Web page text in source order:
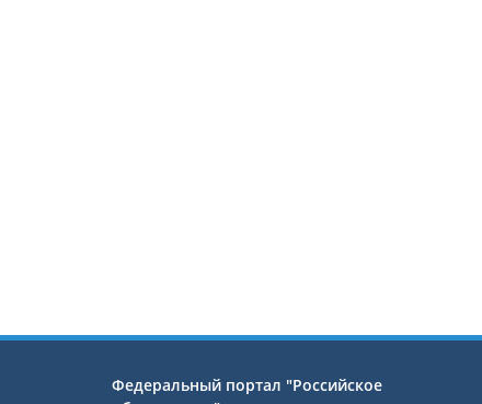
Федеральный портал "Российское